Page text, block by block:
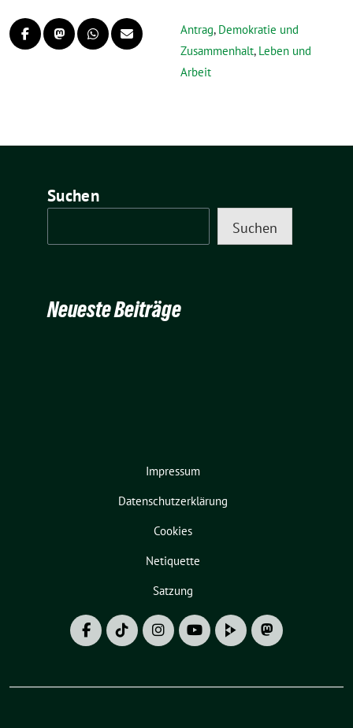
Antrag, Demokratie und
Zusammenhalt, Leben und
Arbeit
Suchen
Suchen
Neueste Beiträge
Impressum
Datenschutzerklärung
Cookies
Netiquette
Satzung